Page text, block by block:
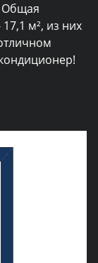
Общая
м², из них